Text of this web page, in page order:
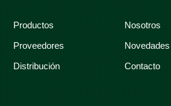
Productos
Nosotros
Proveedores
Novedades
Distribución
Contacto